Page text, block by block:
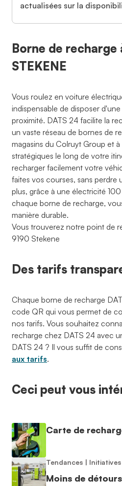
actualisées sur la
Borne de recharge
STEKENE
Vous roulez en voiture
indispensable de disposer
proximité. DATS 24 facilite la
un vaste réseau de bornes de
magasins du Colruyt Group et
stratégiques le long de votre
recharger facilement votre
faites vos courses, sans perdre
plus, grâce à une électricité
chaque borne de recharge,
manière durable.
Vous trouverez notre point de
9190 Stekene
Des tarifs
Chaque borne de recharge
code QR qui vous permet de
nos tarifs. Vous souhaitez
recharge chez DATS 24 avec
DATS 24 ? Il vous suffit de
aux tarifs.
Ceci peut vous
Carte de
Tendances |
Moins de